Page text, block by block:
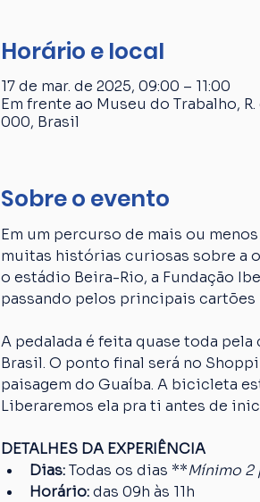
Horário e local
17 de mar. de 2025, 09:00 – 11:00
Em frente ao Museu do Trabalho,
000, Brasil
Sobre o evento
Em um percurso de mais ou
muitas histórias curiosas sobre a
o estádio Beira-Rio, a Fundação
passando pelos principais
A pedalada é feita quase toda
Brasil. O ponto final será no
paisagem do Guaíba. A bicicleta
Liberaremos ela pra ti antes de
DETALHES DA EXPERIÊNCIA
Dias: Todas os dias **Mínimo
Horário: das 09h às 11h